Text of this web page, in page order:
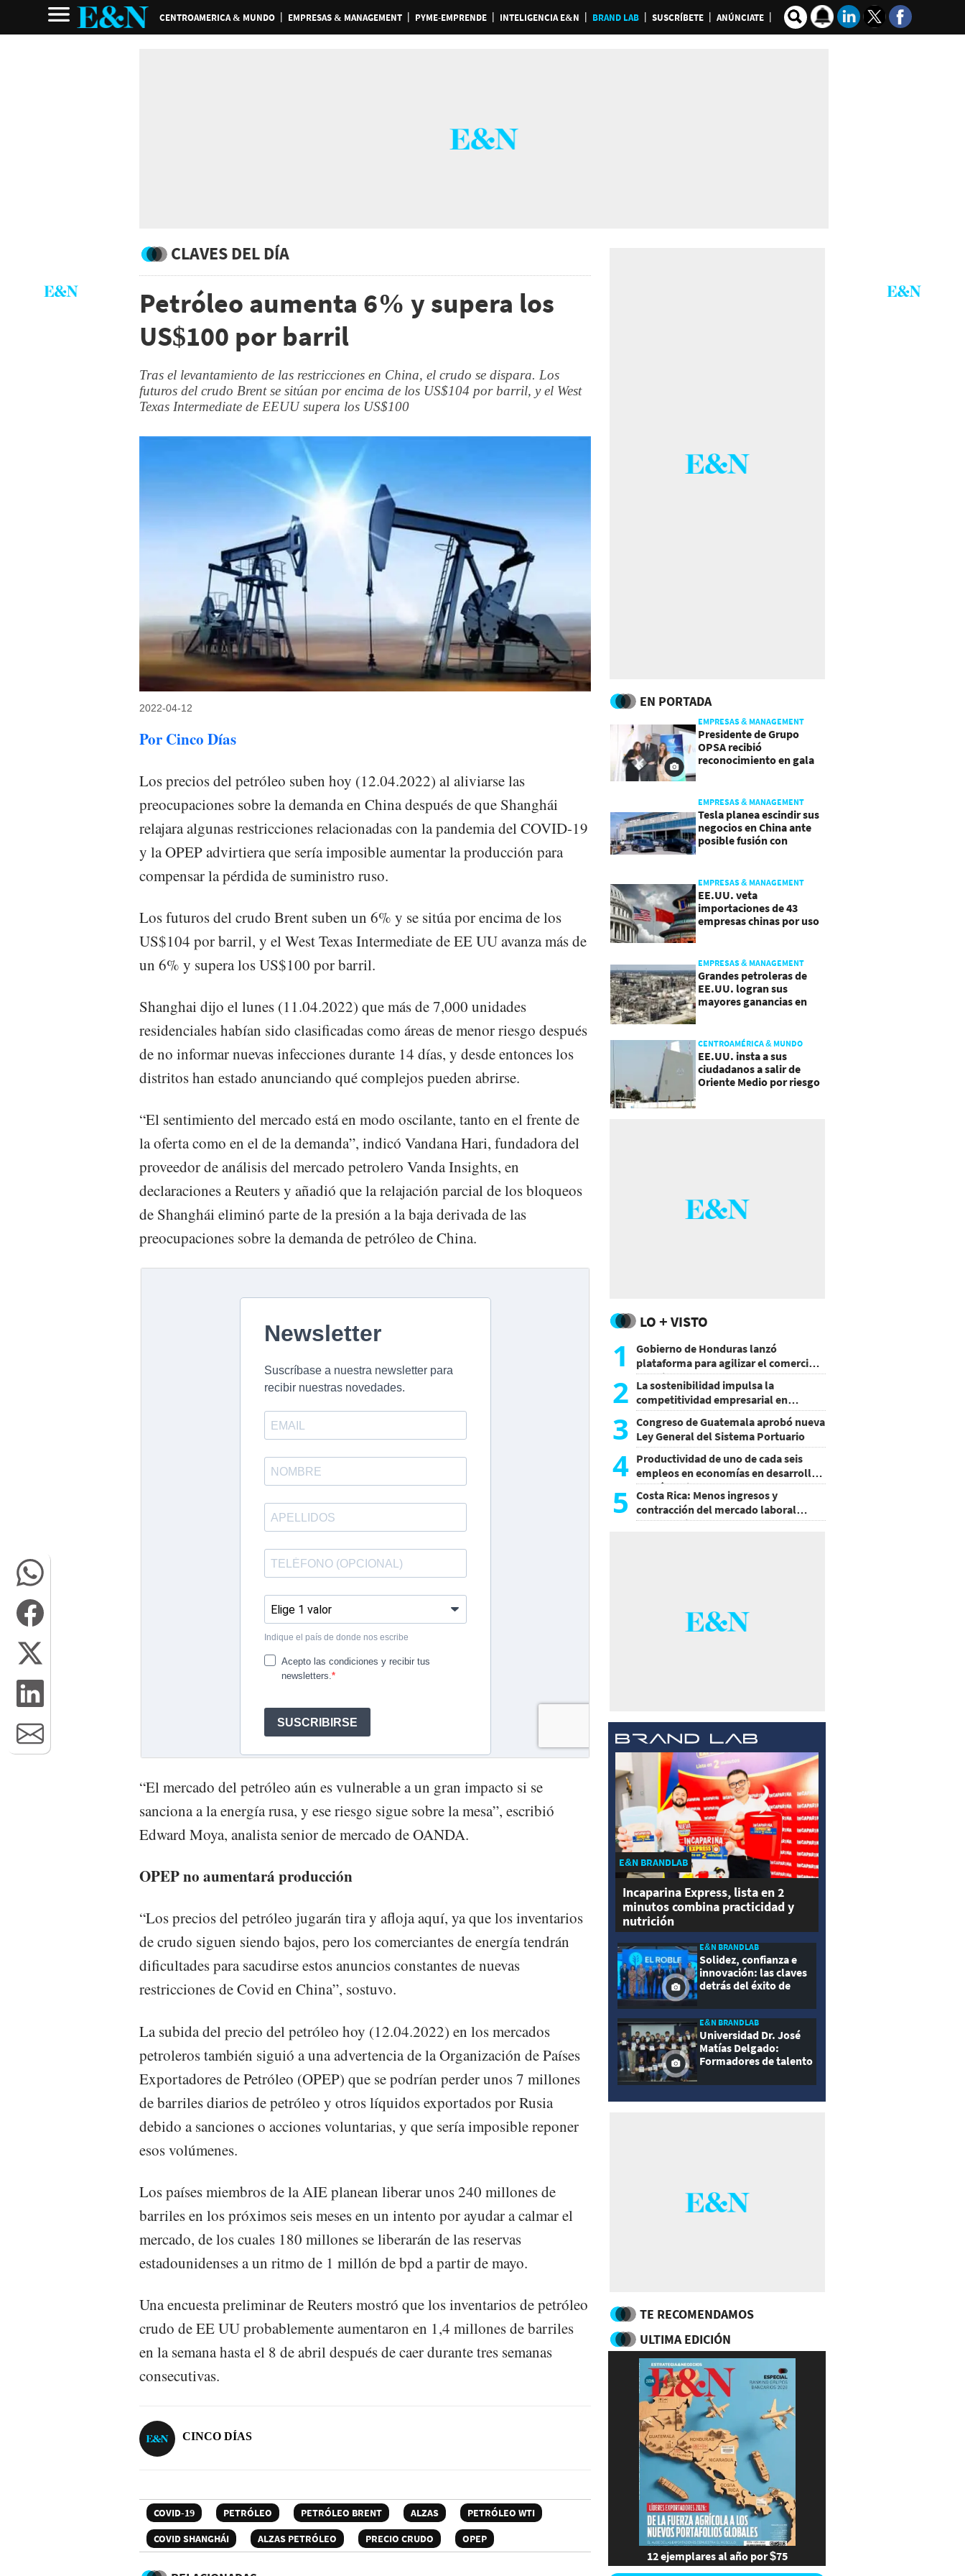
CENTROAMERICA & MUNDO EMPRESAS & MANAGEMENT PYME-EMPRENDE INTELIGENCIA E&N BRAND LAB SUSCRÍBETE ANÚNCIATE
CLAVES DEL DÍA
Petróleo aumenta 6% y supera los
US$100 por barril
Tras el levantamiento de las restricciones en China, el crudo se dispara. Los
futuros del crudo Brent se sitúan por encima de los US$104 por barril, y el West
Texas Intermediate de EEUU supera los US$100
2022-04-12
Por Cinco Días
Los precios del petróleo suben hoy (12.04.2022) al aliviarse las
preocupaciones sobre la demanda en China después de que Shanghái
relajara algunas restricciones relacionadas con la pandemia del COVID-19
y la OPEP advirtiera que sería imposible aumentar la producción para
compensar la pérdida de suministro ruso.
Los futuros del crudo Brent suben un 6% y se sitúa por encima de los
US$104 por barril, y el West Texas Intermediate de EE UU avanza más de
un 6% y supera los US$100 por barril.
Shanghai dijo el lunes (11.04.2022) que más de 7,000 unidades
residenciales habían sido clasificadas como áreas de menor riesgo después
de no informar nuevas infecciones durante 14 días, y desde entonces los
distritos han estado anunciando qué complejos pueden abrirse.
“El sentimiento del mercado está en modo oscilante, tanto en el frente de
la oferta como en el de la demanda”, indicó Vandana Hari, fundadora del
proveedor de análisis del mercado petrolero Vanda Insights, en
declaraciones a Reuters y añadió que la relajación parcial de los bloqueos
de Shanghái eliminó parte de la presión a la baja derivada de las
preocupaciones sobre la demanda de petróleo de China.
“El mercado del petróleo aún es vulnerable a un gran impacto si se
sanciona a la energía rusa, y ese riesgo sigue sobre la mesa”, escribió
Edward Moya, analista senior de mercado de OANDA.
OPEP no aumentará producción
“Los precios del petróleo jugarán tira y afloja aquí, ya que los inventarios
de crudo siguen siendo bajos, pero los comerciantes de energía tendrán
dificultades para sacudirse estos anuncios constantes de nuevas
restricciones de Covid en China”, sostuvo.
La subida del precio del petróleo hoy (12.04.2022) en los mercados
petroleros también siguió a una advertencia de la Organización de Países
Exportadores de Petróleo (OPEP) que se podrían perder unos 7 millones
de barriles diarios de petróleo y otros líquidos exportados por Rusia
debido a sanciones o acciones voluntarias, y que sería imposible reponer
esos volúmenes.
Los países miembros de la AIE planean liberar unos 240 millones de
barriles en los próximos seis meses en un intento por ayudar a calmar el
mercado, de los cuales 180 millones se liberarán de las reservas
estadounidenses a un ritmo de 1 millón de bpd a partir de mayo.
Una encuesta preliminar de Reuters mostró que los inventarios de petróleo
crudo de EE UU probablemente aumentaron en 1,4 millones de barriles
en la semana hasta el 8 de abril después de caer durante tres semanas
consecutivas.
CINCO DÍAS
COVID-19 PETRÓLEO PETRÓLEO BRENT ALZAS
PETRÓLEO WTI
COVID SHANGHÁI
ALZAS PETRÓLEO PRECIO CRUDO OPEP
EN PORTADA
EMPRESAS & MANAGEMENT
Presidente de Grupo
OPSA recibió
reconocimiento en gala
EMPRESAS & MANAGEMENT
Tesla planea escindir sus
negocios en China ante
posible fusión con
EMPRESAS & MANAGEMENT
EE.UU. veta
importaciones de 43
empresas chinas por uso
EMPRESAS & MANAGEMENT
Grandes petroleras de
EE.UU. logran sus
mayores ganancias en
CENTROAMÉRICA & MUNDO
EE.UU. insta a sus
ciudadanos a salir de
Oriente Medio por riesgo
LO + VISTO
1
Gobierno de Honduras lanzó
plataforma para agilizar el comercio
exterior
2 La sostenibilidad impulsa la
competitividad empresarial en
Guatemala
3 Congreso de Guatemala aprobó nueva
Ley General del Sistema Portuario
4 Productividad de uno de cada seis
empleos en economías en desarrollo
podría mejorar por la IA
5
Costa Rica: Menos ingresos y
contracción del mercado laboral
causan baja del consumo
E&N BRANDLAB
Incaparina Express, lista en 2
minutos combina practicidad y
nutrición
E&N BRANDLAB
Solidez, confianza e
innovación: las claves
detrás del éxito de
E&N BRANDLAB
Universidad Dr. José
Matías Delgado:
Formadores de talento
TE RECOMENDAMOS
ULTIMA EDICIÓN
12 ejemplares al año por $75